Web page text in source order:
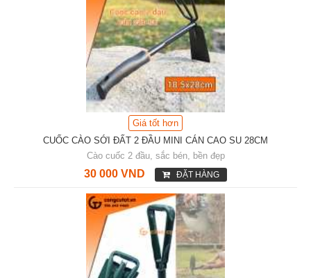
Giá tốt hơn
CUỐC CÀO SỚI ĐẤT 2 ĐẦU MINI CÁN CAO SU 28CM
Cào cuốc 2 đầu, sắc bén, bền đẹp
30 000 VND ĐẶT HÀNG